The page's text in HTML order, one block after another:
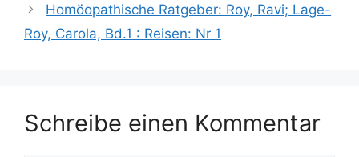
Homöopathische Ratgeber: Roy, Ravi; Lage-
Roy, Carola, Bd.1 : Reisen: Nr 1
Schreibe einen Kommentar